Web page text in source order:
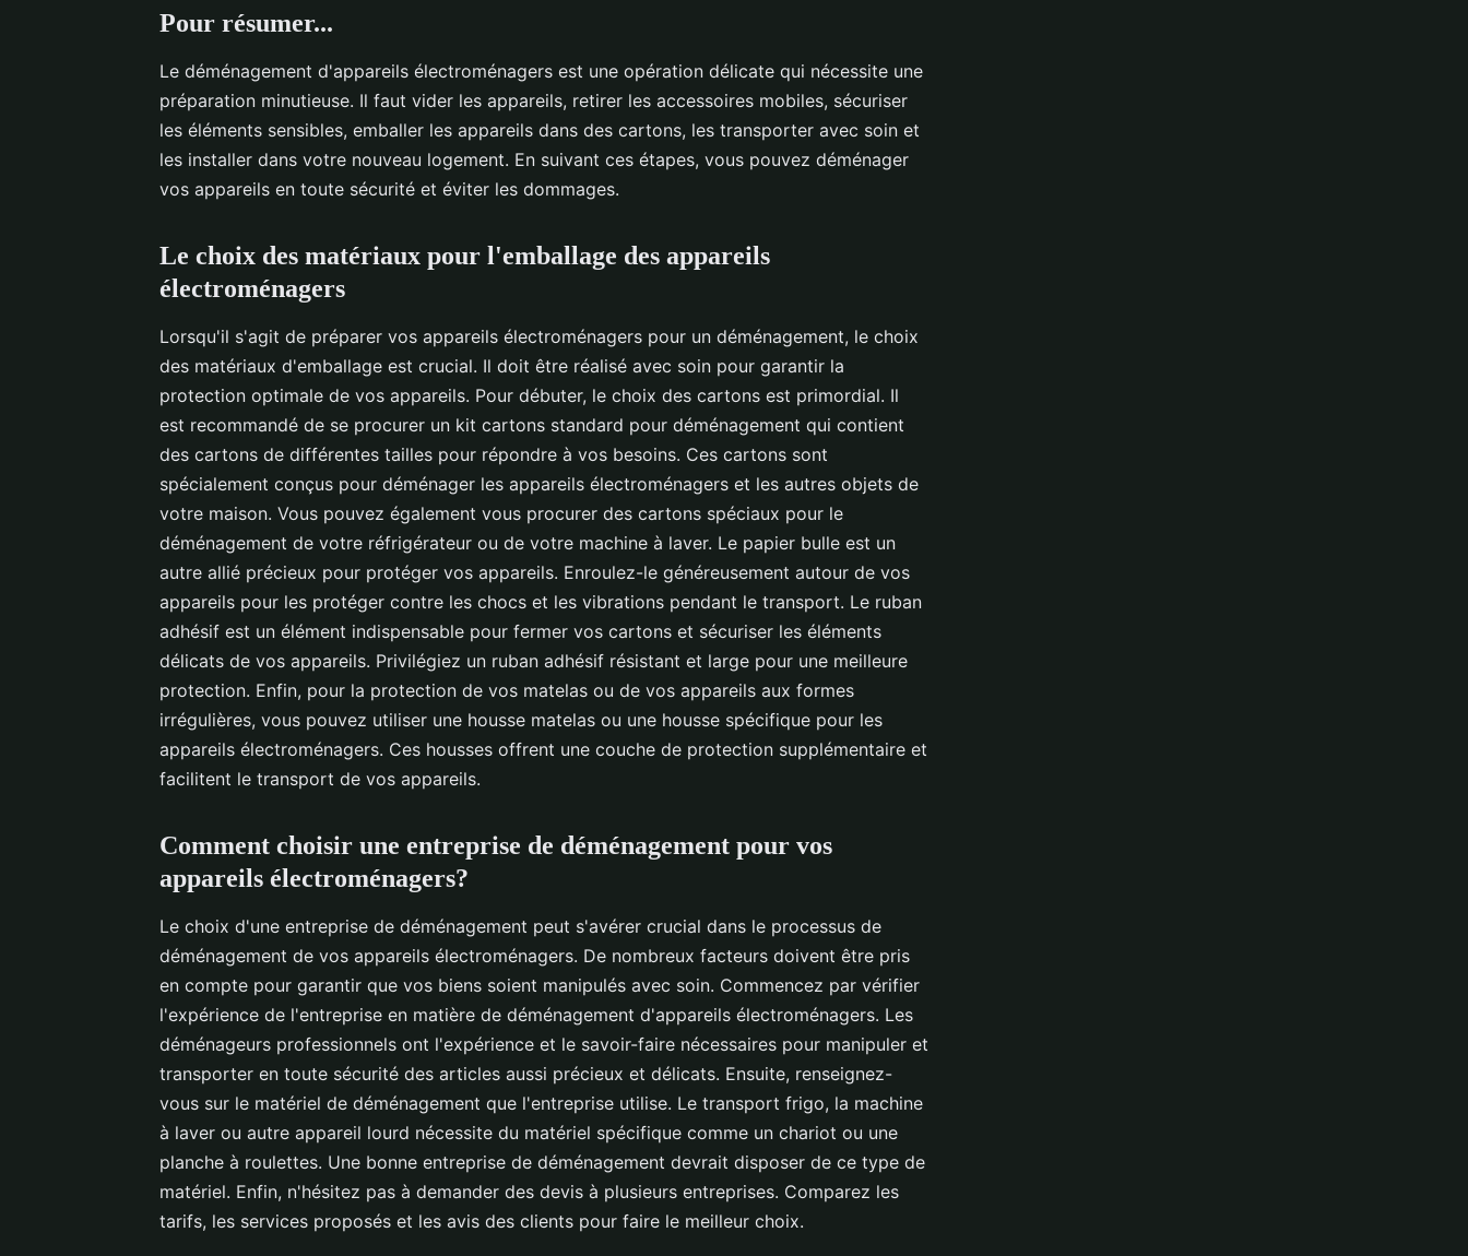
Pour résumer...
Le déménagement d'appareils électroménagers est une opération délicate qui nécessite une
préparation minutieuse. Il faut vider les appareils, retirer les accessoires mobiles, sécuriser
les éléments sensibles, emballer les appareils dans des cartons, les transporter avec soin et
les installer dans votre nouveau logement. En suivant ces étapes, vous pouvez déménager
vos appareils en toute sécurité et éviter les dommages.
Le choix des matériaux pour l'emballage des appareils
électroménagers
Lorsqu'il s'agit de préparer vos appareils électroménagers pour un déménagement, le choix
des matériaux d'emballage est crucial. Il doit être réalisé avec soin pour garantir la
protection optimale de vos appareils. Pour débuter, le choix des cartons est primordial. Il
est recommandé de se procurer un kit cartons standard pour déménagement qui contient
des cartons de différentes tailles pour répondre à vos besoins. Ces cartons sont
spécialement conçus pour déménager les appareils électroménagers et les autres objets de
votre maison. Vous pouvez également vous procurer des cartons spéciaux pour le
déménagement de votre réfrigérateur ou de votre machine à laver. Le papier bulle est un
autre allié précieux pour protéger vos appareils. Enroulez-le généreusement autour de vos
appareils pour les protéger contre les chocs et les vibrations pendant le transport. Le ruban
adhésif est un élément indispensable pour fermer vos cartons et sécuriser les éléments
délicats de vos appareils. Privilégiez un ruban adhésif résistant et large pour une meilleure
protection. Enfin, pour la protection de vos matelas ou de vos appareils aux formes
irrégulières, vous pouvez utiliser une housse matelas ou une housse spécifique pour les
appareils électroménagers. Ces housses offrent une couche de protection supplémentaire et
facilitent le transport de vos appareils.
Comment choisir une entreprise de déménagement pour vos
appareils électroménagers?
Le choix d'une entreprise de déménagement peut s'avérer crucial dans le processus de
déménagement de vos appareils électroménagers. De nombreux facteurs doivent être pris
en compte pour garantir que vos biens soient manipulés avec soin. Commencez par vérifier
l'expérience de l'entreprise en matière de déménagement d'appareils électroménagers. Les
déménageurs professionnels ont l'expérience et le savoir-faire nécessaires pour manipuler et
transporter en toute sécurité des articles aussi précieux et délicats. Ensuite, renseignez-
vous sur le matériel de déménagement que l'entreprise utilise. Le transport frigo, la machine
à laver ou autre appareil lourd nécessite du matériel spécifique comme un chariot ou une
planche à roulettes. Une bonne entreprise de déménagement devrait disposer de ce type de
matériel. Enfin, n'hésitez pas à demander des devis à plusieurs entreprises. Comparez les
tarifs, les services proposés et les avis des clients pour faire le meilleur choix.